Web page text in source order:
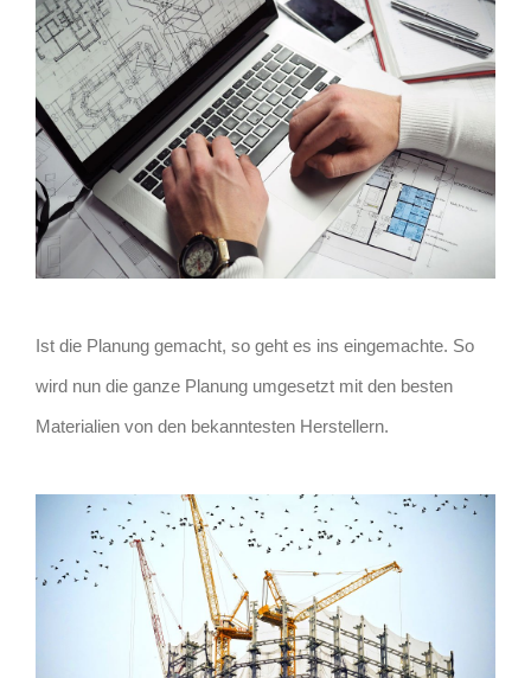
Ist die Planung gemacht, so geht es ins eingemachte. So
wird nun die ganze Planung umgesetzt mit den besten
Materialien von den bekanntesten Herstellern.